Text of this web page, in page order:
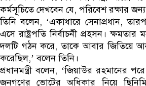
কর্মসূচিতে দেখবেন যে, পরিবেশ রক্ষার
তিনি বলেন, ‘একাধারে সেনাপ্রধান,
এসে রাষ্ট্রপতি নির্বাচনী প্রহসন।
দলটি গঠন করে, তাকে আবার জিতিয়ে
করেছিল,’ বলেন তিনি।
প্রধানমন্ত্রী বলেন, ‘জিয়াউর রহমানের
জনগণের ভোটের অধিকার নিয়ে